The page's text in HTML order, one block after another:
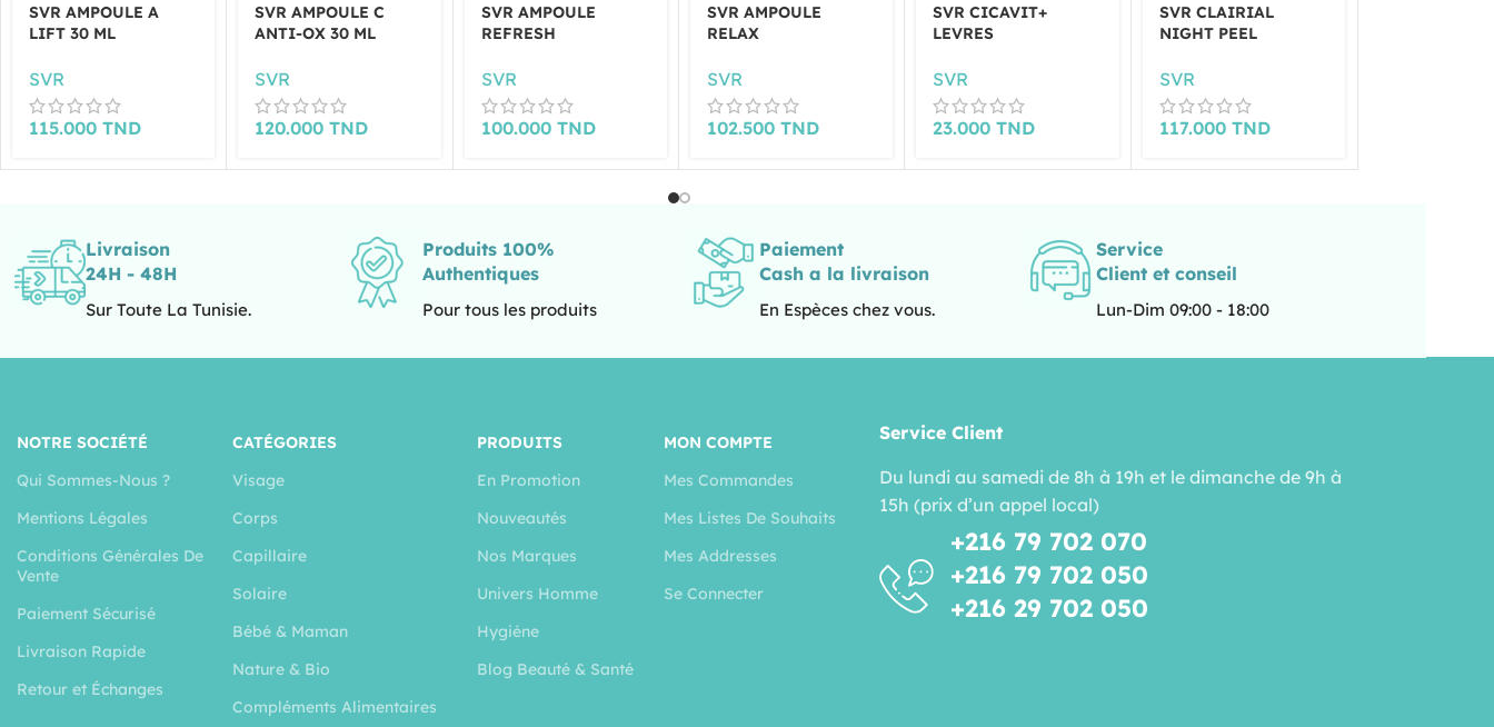
SVR AMPOULE A
LIFT 30 ML
SVR
115.000 TND
SVR AMPOULE C
ANTI-OX 30 ML
SVR
120.000TND
SVR AMPOULE
REFRESH
SVR
100.000 TND
SVR AMPOULE
RELAX
SVR
102.500 TND
SVR CICAVIT+
LEVRES
SVR
23.000TND
SVR CLAIRIAL
NIGHT PEEL
SVR
117.000 TND
Livraison
24H - 48H
Sur Toute La Tunisie.
Produits 100%
Authentiques
Pour tous les produits
Paiement
Cash a la livraison
En Espèces chez vous.
Service
Client et conseil
Lun-Dim 09:00 - 18:00
NOTRE SOCIÉTÉ
Qui Sommes-Nous ?
Mentions Légales
Conditions Générales De
Vente
Paiement Sécurisé
Livraison Rapide
Retour et Échanges
CATÉGORIES
Visage
Corps
Capillaire
Solaire
Bébé & Maman
Nature & Bio
Compléments Alimentaires
PRODUITS
En Promotion
Nouveautés
Nos Marques
Univers Homme
Hygiéne
Blog Beauté & Santé
MON COMPTE
Mes Commandes
Mes Listes De Souhaits
Mes Addresses
Se Connecter
Service Client
Du lundi au samedi de 8h à 19h et le dimanche de 9h à
15h (prix d’un appel local)
+216 79 702 070
+216 79 702 050
+216 29 702 050